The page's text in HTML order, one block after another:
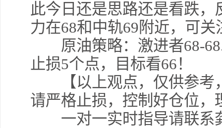
此今日还是思路还是看跌
力在68和中轨69附近，可
原油策略：激进者68-
止损5个点，目标看66！
【以上观点，仅供参考
请严格止损，控制好仓位，
一对一实时指导请联系